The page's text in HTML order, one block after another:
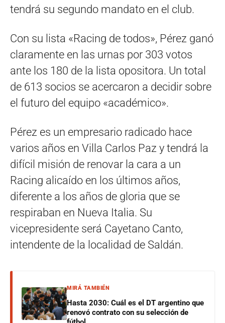
tendrá su segundo mandato en el club.
Con su lista «Racing de todos», Pérez ganó
claramente en las urnas por 303 votos
ante los 180 de la lista opositora. Un total
de 613 socios se acercaron a decidir sobre
el futuro del equipo «académico».
Pérez es un empresario radicado hace
varios años en Villa Carlos Paz y tendrá la
difícil misión de renovar la cara a un
Racing alicaído en los últimos años,
diferente a los años de gloria que se
respiraban en Nueva Italia. Su
vicepresidente será Cayetano Canto,
intendente de la localidad de Saldán.
MIRÁ TAMBIÉN
Hasta 2030: Cuál es el DT argentino que
renovó contrato con su selección de